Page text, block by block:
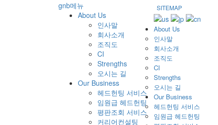
gnb메뉴
About Us
인사말
회사소개
조직도
CI
Strengths
오시는 길
Our Business
헤드헌팅 서비스
임원급 헤드헌팅
평판조회 서비스
커리어컨설팅
SITEMAP
About Us
인사말
회사소개
조직도
CI
Strengths
오시는 길
Our Business
헤드헌팅 서비스
임원급 헤드헌팅